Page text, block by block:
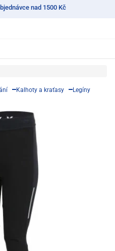
nad 1500 Kč
Kalhoty a kraťasy
Legíny